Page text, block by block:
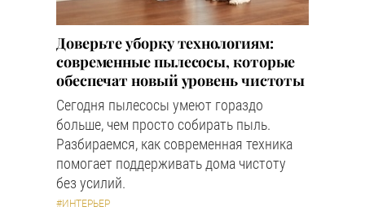
Доверьте уборку технологиям:
современные пылесосы, которые
обеспечат новый уровень чистоты
Сегодня пылесосы умеют гораздо
больше, чем просто собирать пыль.
Разбираемся, как современная техника
помогает поддерживать дома чистоту
без усилий.
#ИНТЕРЬЕР